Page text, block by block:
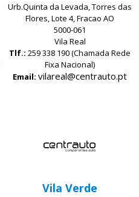
Urb.Quinta da Levada, Torres das
Flores, Lote 4, Fracao AO
5000-061
Vila Real
Tlf.:259 338 190 (Chamada Rede
Fixa Nacional)
Email: vilareal@centrauto.pt
Vila Verde